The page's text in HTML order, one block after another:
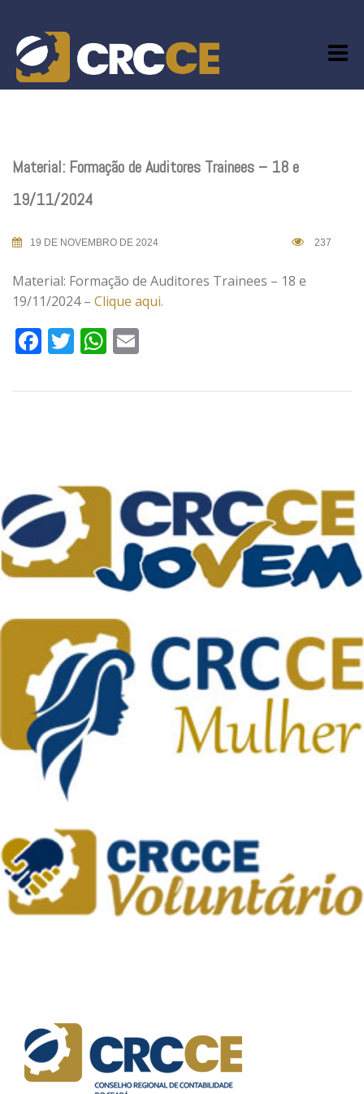
content
Material: Formação de Auditores Trainees – 18 e
19/11/2024
19 DE NOVEMBRO DE 2024 237
Material: Formação de Auditores Trainees – 18 e
19/11/2024 – Clique aqui.
Facebook
TwitterWhatsApp